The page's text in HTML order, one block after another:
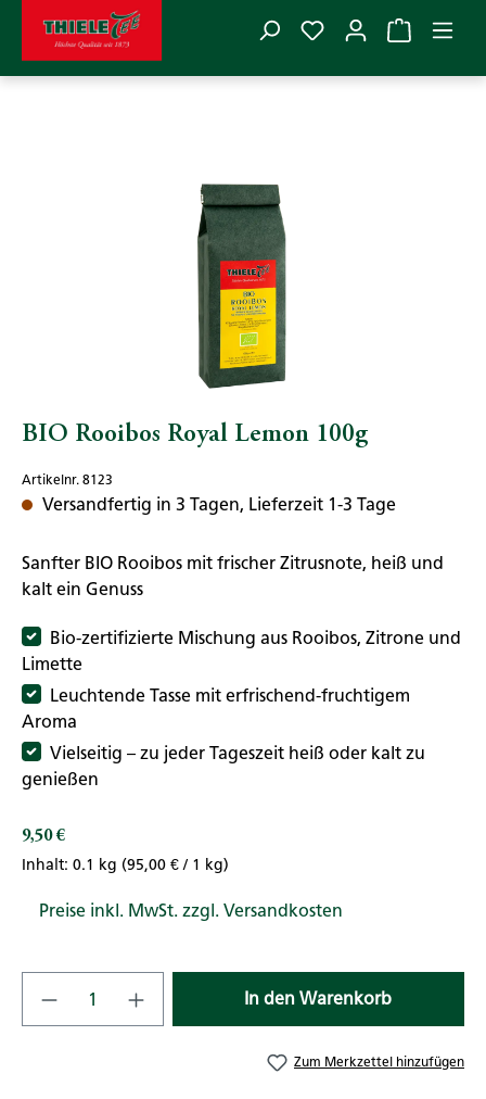
Zum Hauptinhalt springen
Du hast 0
THIELE TEE>Tee Alle Teesorten> Bio Tee
BIO Rooibos Royal Lemon 100g
Artikelnr. 8123
Versandfertig in 3 Tagen, Lieferzeit 1-3 Tage
Sanfter BIO Rooibos mit frischer Zitrusnote, heiß und
kalt ein Genuss
Bio-zertifizierte Mischung aus Rooibos, Zitrone und
Limette
Leuchtende Tasse mit erfrischend-fruchtigem
Aroma
Vielseitig – zu jeder Tageszeit heiß oder kalt zu
genießen
Regulärer Preis:
9,50 €
Inhalt: 0.1 kg (95,00 € / 1 kg)
Preise inkl. MwSt. zzgl. Versandkosten
Produkt Anzahl: Gib den gewünschten
In den Warenkorb
Zum Merkzettel hinzufügen